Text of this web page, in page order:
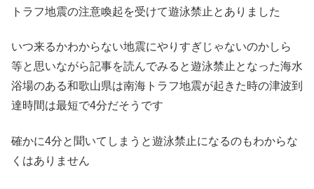
トラフ地震の注意喚起を受けて遊泳禁止とありました
いつ来るかわからない地震にやりすぎじゃないのかしら
等と思いながら記事を読んでみると遊泳禁止となった海水
浴場のある和歌山県は南海トラフ地震が起きた時の津波到
達時間は最短で4分だそうです
確かに4分と聞いてしまうと遊泳禁止になるのもわからな
くはありません